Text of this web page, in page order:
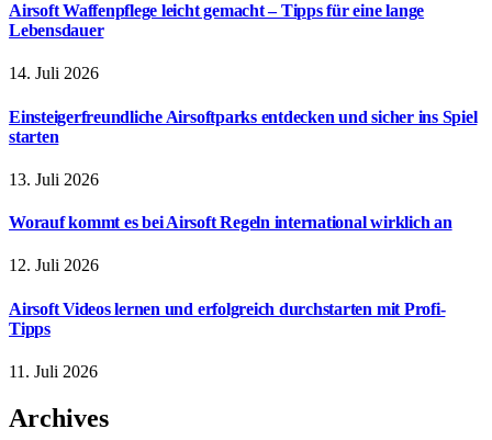
Airsoft Waffenpflege leicht gemacht – Tipps für eine lange
Lebensdauer
14. Juli 2026
Einsteigerfreundliche Airsoftparks entdecken und sicher ins Spiel
starten
13. Juli 2026
Worauf kommt es bei Airsoft Regeln international wirklich an
12. Juli 2026
Airsoft Videos lernen und erfolgreich durchstarten mit Profi-
Tipps
11. Juli 2026
Archives